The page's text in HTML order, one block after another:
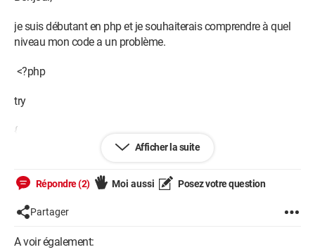
je suis débutant en php et je souhaiterais comprendre à quel
niveau mon code a un problème.
<?php
try
{
"");
catch(Exception $e)
Afficher la suite
Répondre (2) Moi aussi Posez votre question
Partager
A voir également: